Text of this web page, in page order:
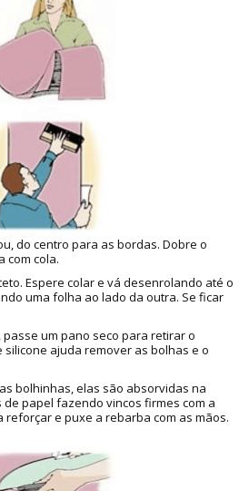
do centro para as bordas. Dobre o
com cola.
Espere colar e vá desenrolando até o
uma folha ao lado da outra. Se ficar
um pano seco para retirar o
silicone ajuda remover as bolhas e o
bolhinhas, elas são absorvidas na
de papel fazendo vincos firmes com a
e puxe a rebarba com as mãos.